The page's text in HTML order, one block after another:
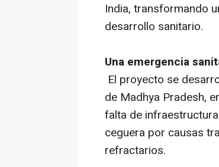
India, transformando
desarrollo sanitario.
Una emergencia
El proyecto se
de Madhya Pradesh,
falta de
ceguera por causas
refractarios.